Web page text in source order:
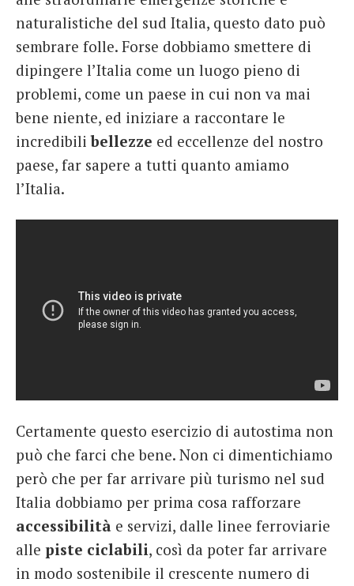
naturalistiche del sud Italia, questo dato può
sembrare folle. Forse dobbiamo smettere di
dipingere l’Italia come un luogo pieno di
problemi, come un paese in cui non va mai
bene niente, ed iniziare a raccontare le
incredibilibellezze ed eccellenze del nostro
paese, far sapere a tutti quanto amiamo
l’Italia.
Certamente questo esercizio di autostima non
può che farci che bene. Non ci dimentichiamo
però che per far arrivare più turismo nel sud
Italia dobbiamo per prima cosa rafforzare
accessibilità e servizi, dalle linee ferroviarie
alle piste ciclabili, così da poter far arrivare
in modo sostenibile il crescente numero di